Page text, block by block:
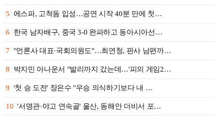
5 에스파, 고척돔 입성…공연 시작 40분 만에 첫…
6 한국 남자배구, 중국 3-0 완파하고 동아시아선…
7 "언론사 대표·국회의원도"…최연청, 판사 남편까…
8 박지민 아나운서 "발리까지 갔는데…'피의 게임2…
9 '첫 승 도전' 장은수 "우승 의식하기보다 내 …
10 '서명관·야고 연속골' 울산, 동해안 더비서 포…